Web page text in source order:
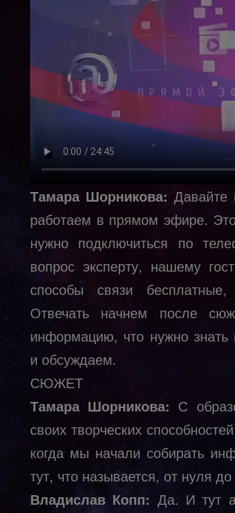
Тамара Шорникова: Давайте
работаем в прямом эфире.
нужно подключиться по
вопрос эксперту, нашему
способы связи
Отвечать начнем после
информацию, что нужно
и обсуждаем.
СЮЖЕТ
Тамара Шорникова: С
своих творческих
когда мы начали собирать
тут, что называется, от нуля
Владислав Копп: Да. И тут